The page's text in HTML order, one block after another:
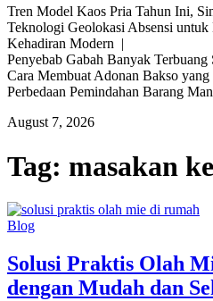
Tren Model Kaos Pria Tahun Ini,
Teknologi Geolokasi Absensi untuk
Kehadiran Modern |
Penyebab Gabah Banyak Terbuang
Cara Membuat Adonan Bakso
Perbedaan Pemindahan Barang
August 7, 2026
Tag: masakan
Blog
Solusi Praktis Olah
dengan Mudah dan